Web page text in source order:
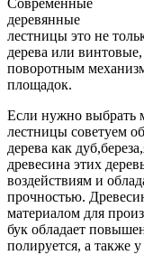
Современные
деревянные
лестницы это не
дерева или
поворотным
площадок.
Если нужно выбрать
лестницы советуем
дерева как
древесина этих
воздействиям и
прочностью.
материалом для
бук обладает
полируется, а также